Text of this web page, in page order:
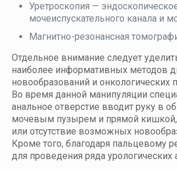
Уретроскопия —
мочеиспускательного канала и
Магнитно-резонансная
Отдельное внимание следует
наиболее информативных методов
новообразований и онкологических
Во время данной манипуляции
анальное отверстие вводит руку в
мочевым пузырем и прямой кишкой,
или отсутствие возможных
Кроме того, благодаря пальцевому
для проведения ряда урологических